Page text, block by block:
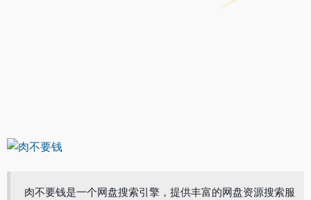
肉不要钱是一个网盘搜索引擎，提供丰富的网盘资源搜索服